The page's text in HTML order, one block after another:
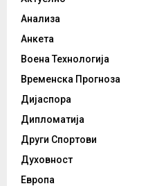
Анализа
Анкета
Воена Технологија
Временска Прогноза
Дијаспора
Дипломатија
Други Спортови
Духовност
Европа